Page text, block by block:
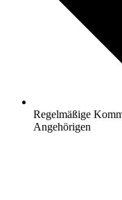
Regelmäßige
Angehörigen